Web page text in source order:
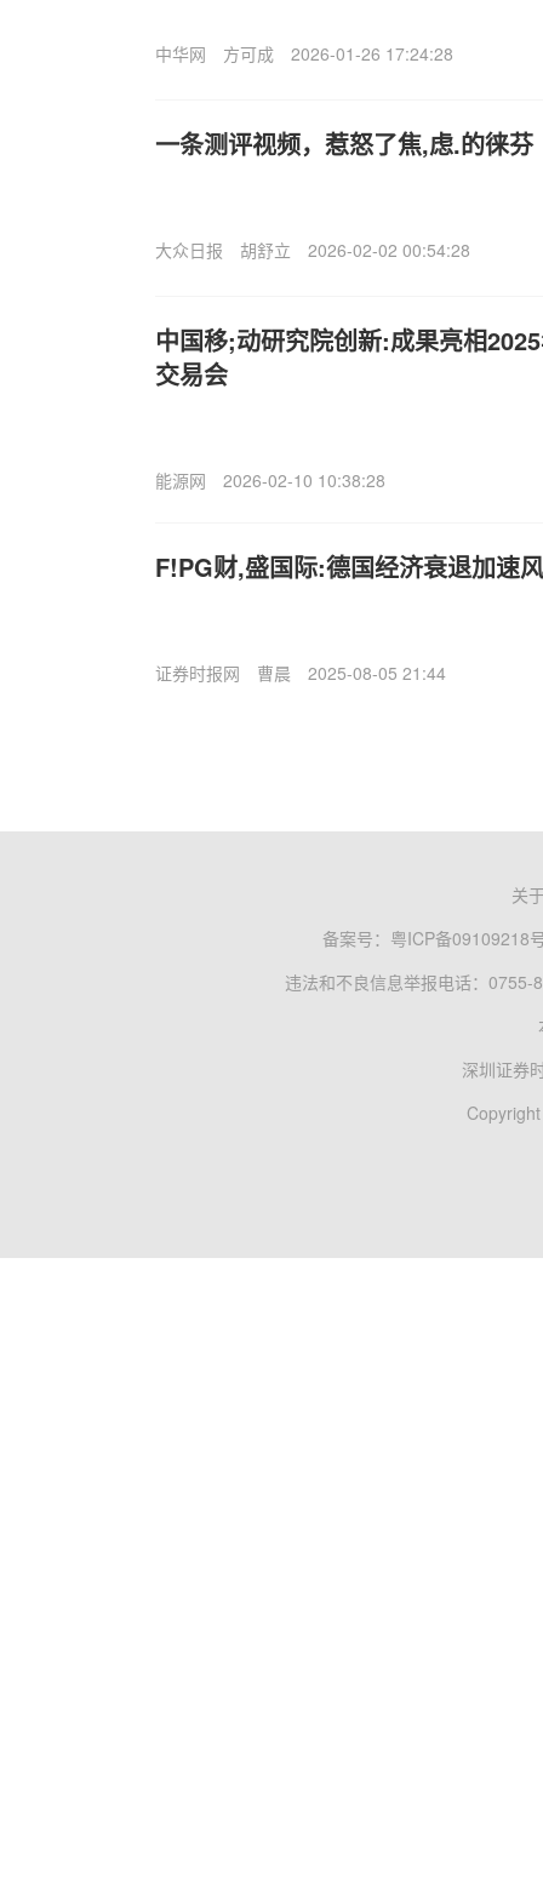
中华网 方可成 2026-01-26 17:24:28
一条测评视频，惹怒了焦,虑.的徕芬
大众日报 胡舒立 2026-02-02 00:54:28
中国移;动研究院创新:成果亮相
交易会
能源网 2026-02-10 10:38:28
F!PG财,盛国际:德国经济衰退加速
证券时报网 曹晨 2025-08-05 21:44
关
备案号： 粤ICP备09109218
违法和不良信息举报电话：0755-
深圳证券